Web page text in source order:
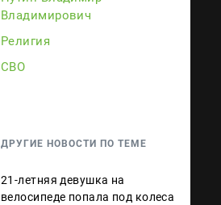
Владимирович
Религия
СВО
ДРУГИЕ НОВОСТИ ПО ТЕМЕ
21-летняя девушка на
велосипеде попала под колеса